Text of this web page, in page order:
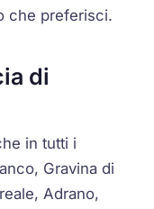
che preferisci.
di
in tutti i
Gravina di
Adrano,